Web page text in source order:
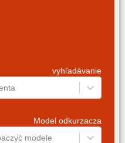
vyhľadávanie
Model odkurzacza
modele